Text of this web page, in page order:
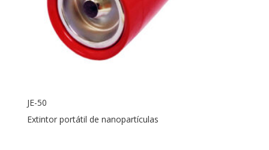
JE-50
Extintor portátil de nanopartículas